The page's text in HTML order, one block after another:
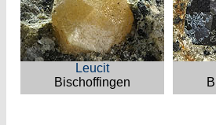
Leucit
Bischoffingen